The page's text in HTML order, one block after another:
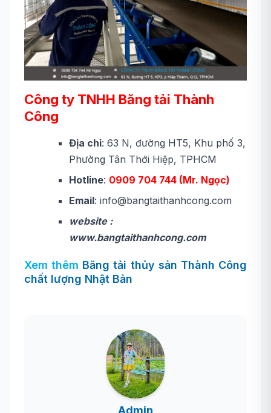
Công ty TNHH Băng tải Thành
Công
Địa chỉ: 63 N, đường HT5, Khu phố 3,
Phường Tân Thới Hiệp, TPHCM
Hotline: 0909 704 744 (Mr. Ngọc)
Email: info@bangtaithanhcong.com
website :
www.bangtaithanhcong.com
Xem thêm Băng tải thủy sản Thành Công
chất lượng Nhật Bản
Admin